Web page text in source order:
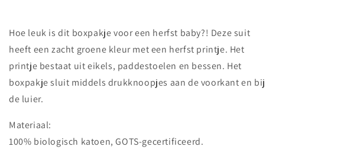
Hoe leuk is dit boxpakje voor een herfst baby?! Deze suit
heeft een zacht groene kleur met een herfst printje. Het
printje bestaat uit eikels, paddestoelen en bessen. Het
boxpakje sluit middels drukknoopjes aan de voorkant en bij
de luier.
Materiaal:
100% biologisch katoen, GOTS-gecertificeerd.